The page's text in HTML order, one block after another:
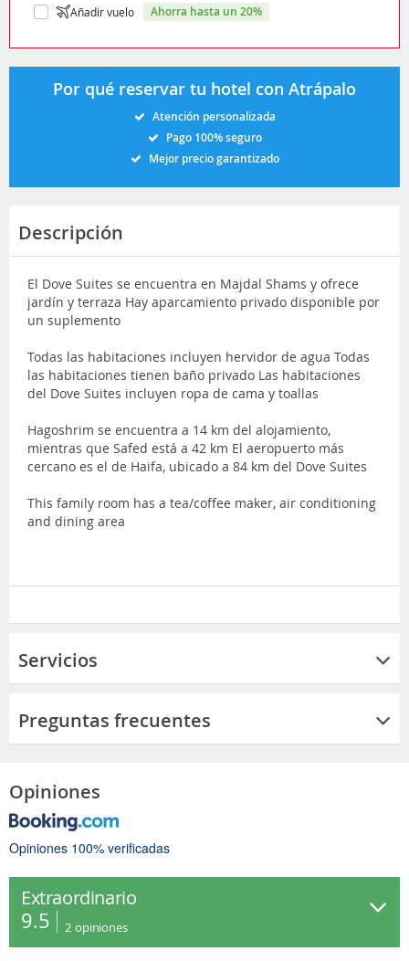
Añadir vuelo ahorra hasta un 20%
Por qué reservar tu hotel con Atrápalo
Atención personalizada
Pago 100% seguro
Mejor precio garantizado
Descripción
El Dove Suites se encuentra en Majdal Shams y ofrece
jardín y terraza Hay aparcamiento privado disponible por
un suplemento
Todas las habitaciones incluyen hervidor de agua Todas
las habitaciones tienen baño privado Las habitaciones
del Dove Suites incluyen ropa de cama y toallas
Hagoshrim se encuentra a 14 km del alojamiento,
mientras que Safed está a 42 km El aeropuerto más
cercano es el de Haifa, ubicado a 84 km del Dove Suites
This family room has a tea/coffee maker, air conditioning
and dining area
Servicios
Preguntas frecuentes
Opiniones
Opiniones 100% verificadas
Extraordinario
9.5 2 opiniones